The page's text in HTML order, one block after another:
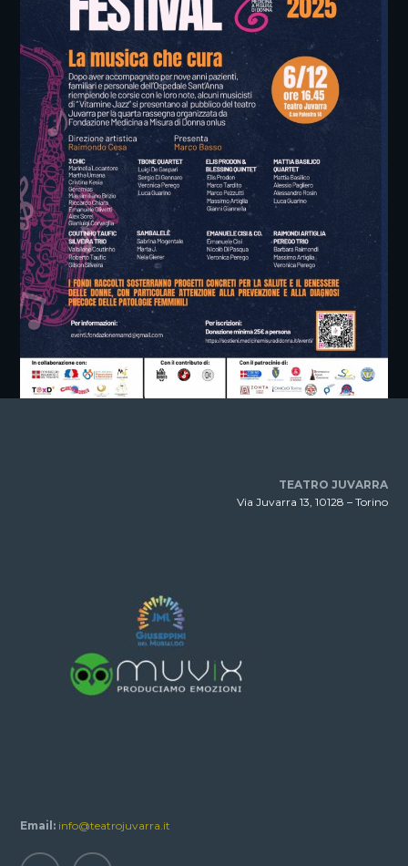
TEATRO JUVARRA
Via Juvarra 13, 10128 – Torino
Email: info@teatrojuvarra.it